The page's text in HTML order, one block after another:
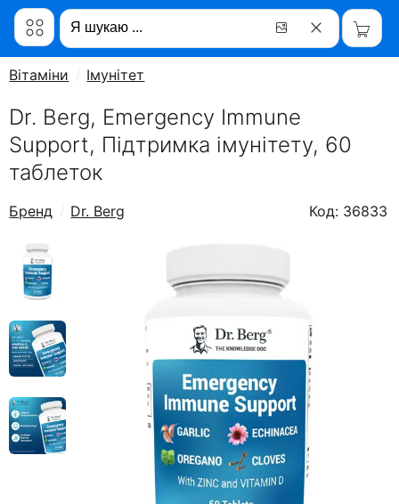
Вітаміни Імунітет
Dr. Berg, Emergency Immune
Support, Підтримка імунітету, 60
таблеток
Бренд Dr. Berg Код: 36833